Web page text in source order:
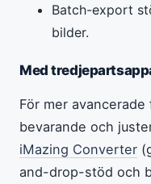
Batch-export
bilder.
Med
För mer
bevarande och
iMazing Converter
and-drop-stöd och